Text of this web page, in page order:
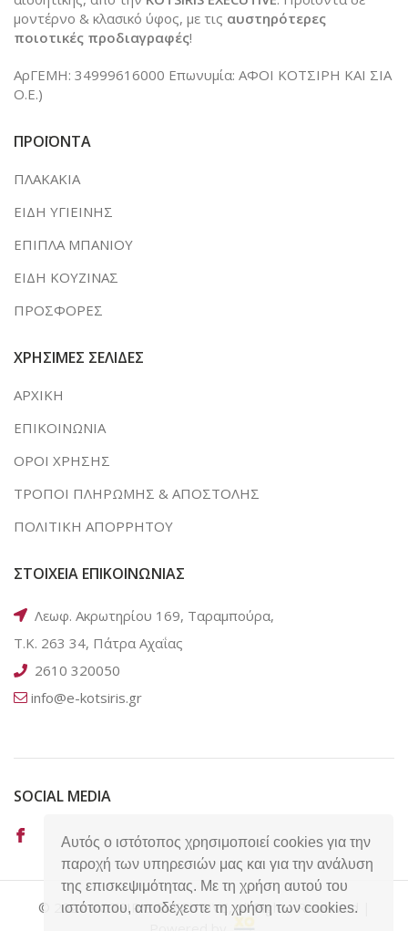
Αυτός ο ιστότοπος χρησιμοποιεί cookies για την
παροχή των υπηρεσιών μας και για την ανάλυση
της επισκεψιμότητας. Με τη χρήση αυτού του
ιστότοπου, αποδέχεστε τη χρήση των cookies.
μοντέρνο & κλασικό ύφος, με τις αυστηρότερες
ποιοτικές προδιαγραφές!
ΑρΓΕΜΗ: 34999616000 Επωνυμία: ΑΦΟΙ ΚΟΤΣΙΡΗ ΚΑΙ ΣΙΑ
Ο.Ε.)
ΠΡΟΪΟΝΤΑ
ΠΛΑΚΑΚΙΑ
ΕΙΔΗ ΥΓΙΕΙΝΗΣ
ΕΠΙΠΛΑ ΜΠΑΝΙΟΥ
ΕΙΔΗ ΚΟΥΖΙΝΑΣ
ΠΡΟΣΦΟΡΕΣ
ΧΡΗΣΙΜΕΣ ΣΕΛΙΔΕΣ
ΑΡΧΙΚΗ
ΕΠΙΚΟΙΝΩΝΙΑ
ΟΡΟΙ ΧΡΗΣΗΣ
ΤΡΟΠΟΙ ΠΛΗΡΩΜΗΣ & ΑΠΟΣΤΟΛΗΣ
ΠΟΛΙΤΙΚΗ ΑΠΟΡΡΗΤΟΥ
ΣΤΟΙΧΕΙΑ ΕΠΙΚΟΙΝΩΝΙΑΣ
Λεωφ. Ακρωτηρίου 169, Ταραμπούρα,
Τ.Κ. 263 34, Πάτρα Αχαΐας
2610 320050
info@e-kotsiris.gr
SOCIAL MEDIA
© 2021 KOTSIRIS EXECUTIVE, All Rights Reserved |